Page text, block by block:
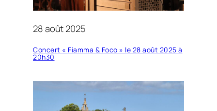
28 août 2025
Concert « Fiamma & Foco » le 28 août 2025 à
20h30